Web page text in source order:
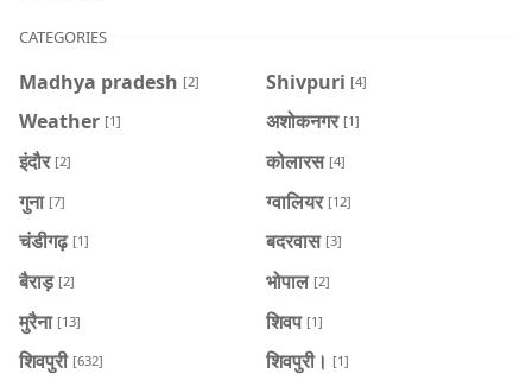
CATEGORIES
Madhya pradesh [2] Shivpuri [4]
Weather [1] अशोकनगर [1]
इंदौर [2] कोलारस [4]
गुना [7] ग्वालियर [12]
चंडीगढ़ [1] बदरवास [3]
बैराड़ [2] भोपाल [2]
मुरैना [13] शिवप [1]
शिवपुरी [632] शिवपुरी। [1]